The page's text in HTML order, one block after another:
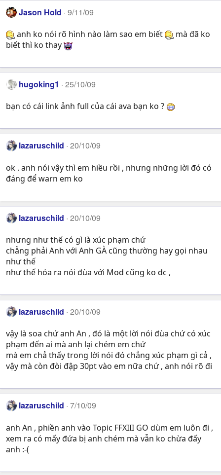
Jason Hold 9/11/09
anh ko nói rõ hình nào làm sao em biết
mà đã ko
biết thì ko thay
hugoking1 25/10/09
bạn có cái link ảnh full của cái ava bạn ko ?
lazaruschild 20/10/09
ok . anh nói vậy thì em hiều rồi , nhưng những lời đó có
đáng để warn em ko
lazaruschild 20/10/09
nhưng như thế có gì là xúc phạm chứ
chẵng phải Anh với Anh GÀ cũng thường hay gọi nhau
như thế
như thế hóa ra nói đùa với Mod cũng ko dc ,
lazaruschild 20/10/09
vậy là soa chứ anh An , đó là một lời nói đùa chứ có xúc
phạm đến ai mà anh lại chém em chứ
mà em chả thấy trong lời nói đó chẳng xúc phạm gì cả ,
vậy mà còn đòi đập 30pt vào em nữa chứ , anh nói rõ đi
lazaruschild 7/10/09
anh An , phiền anh vào Topic FFXIII GO dùm em luôn đi ,
xem ra có mấy đứa bị anh chém mà vẫn ko chừa đấy
anh :-(